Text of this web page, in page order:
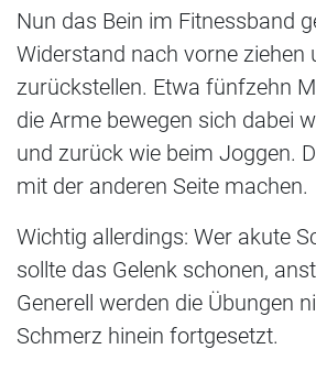
Nun das Bein im Fitnessband
Widerstand nach vorne ziehen
zurückstellen. Etwa fünfzehn
die Arme bewegen sich dabei
und zurück wie beim Joggen.
mit der anderen Seite machen.
Wichtig allerdings: Wer akute
sollte das Gelenk schonen,
Generell werden die Übungen
Schmerz hinein fortgesetzt.